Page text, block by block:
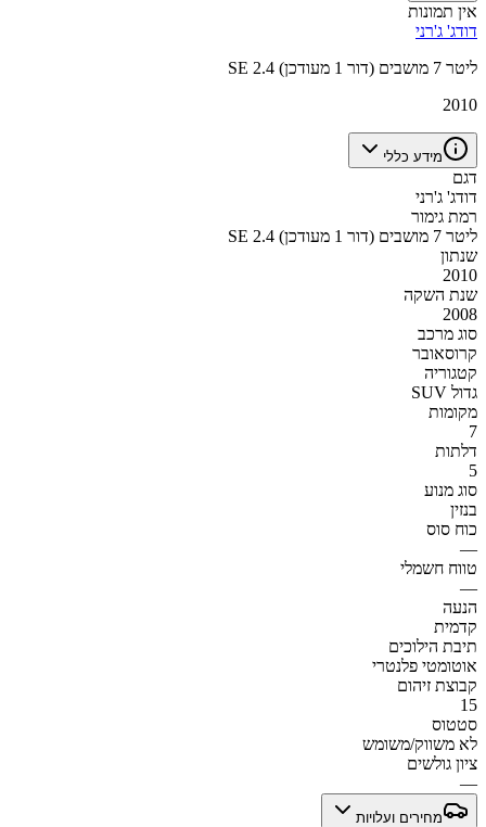
אין תמונות
דודג' ג'רני
SE 2.4 ליטר 7 מושבים (דור 1 מעודכן)
2010
מידע כללי
דגם
דודג' ג'רני
רמת גימור
SE 2.4 ליטר 7 מושבים (דור 1 מעודכן)
שנתון
2010
שנת השקה
2008
סוג מרכב
קרוסאובר
קטגוריה
SUV גדול
מקומות
7
דלתות
5
סוג מנוע
בנזין
כוח סוס
—
טווח חשמלי
—
הנעה
קדמית
תיבת הילוכים
אוטומטי פלנטרי
קבוצת זיהום
15
סטטוס
לא משווק/משומש
ציון גולשים
—
מחירים ועלויות